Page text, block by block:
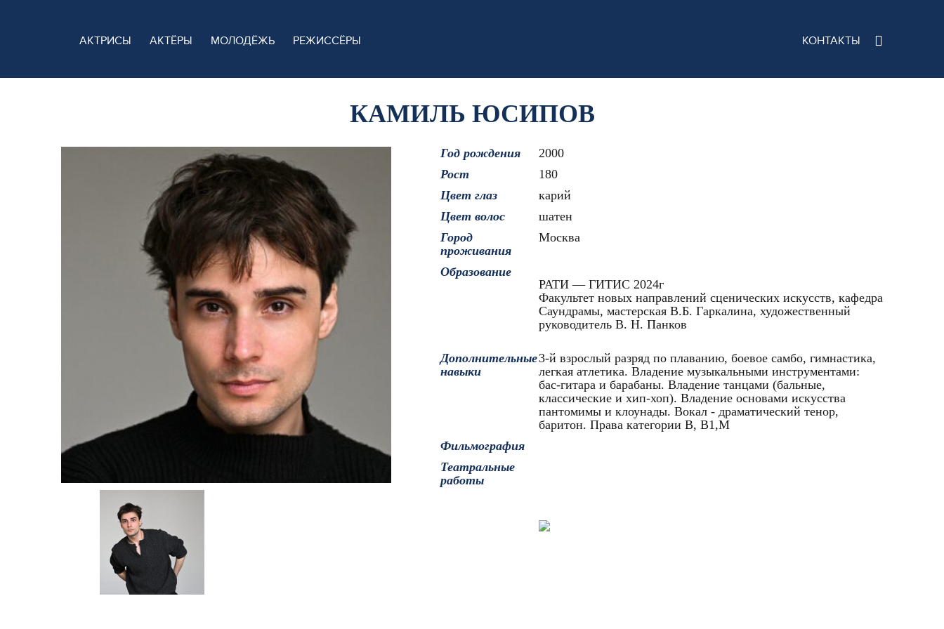
АКТРИСЫ АКТЁРЫ МОЛОДЁЖЬ РЕЖИССЁРЫ КОНТАКТЫ
КАМИЛЬ ЮСИПОВ
Год рождения
2000
Рост
180
Цвет глаз
карий
Цвет волос
шатен
Город
проживания
Москва
Образование
РАТИ — ГИТИС 2024г
Факультет новых направлений сценических искусств, кафедра
Саундрамы, мастерская В.Б. Гаркалина, художественный
руководитель В. Н. Панков
Дополнительные
навыки
3-й взрослый разряд по плаванию, боевое самбо, гимнастика,
легкая атлетика. Владение музыкальными инструментами:
бас-гитара и барабаны. Владение танцами (бальные,
классические и хип-хоп). Владение основами искусства
пантомимы и клоунады. Вокал - драматический тенор,
баритон. Права категории В, В1,М
Фильмография
Театральные
работы